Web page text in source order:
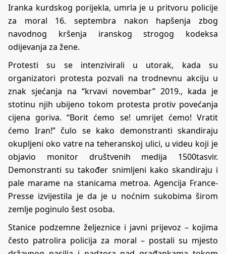
Iranka kurdskog porijekla, umrla je u pritvoru policije
za moral 16. septembra nakon hapšenja zbog
navodnog kršenja iranskog strogog kodeksa
odijevanja za žene.
Protesti su se intenzivirali u utorak, kada su
organizatori protesta pozvali na trodnevnu akciju u
znak sjećanja na “krvavi novembar” 2019., kada je
stotinu njih ubijeno tokom protesta protiv povećanja
cijena goriva. “Borit ćemo se! umrijet ćemo! Vratit
ćemo Iran!” čulo se kako demonstranti skandiraju
okupljeni oko vatre na teheranskoj ulici, u videu koji je
objavio monitor društvenih medija 1500tasvir.
Demonstranti su također snimljeni kako skandiraju i
pale marame na stanicama metroa. Agencija France-
Presse izvijestila je da je u noćnim sukobima širom
zemlje poginulo šest osoba.
Stanice podzemne željeznice i javni prijevoz – kojima
često patrolira policija za moral – postali su mjesto